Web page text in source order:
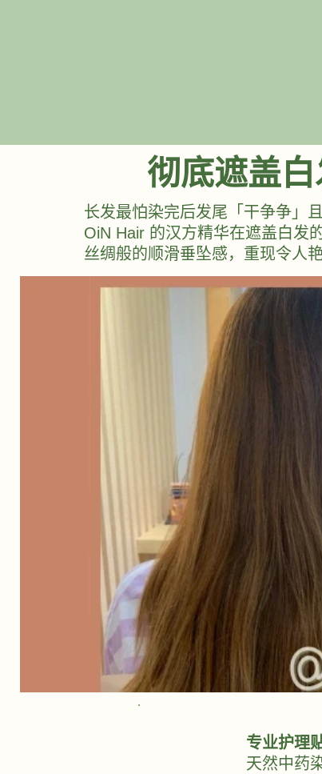
彻底遮盖白
长发最怕染完后发尾「干争争」且
OiN Hair 的汉方精华在遮盖白发
丝绸般的顺滑垂坠感，重现令人
专业护理
天然中药